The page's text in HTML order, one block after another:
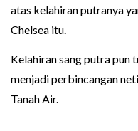
atas kelahiran putranya
Chelsea itu.
Kelahiran sang putra pun
menjadi perbincangan
Tanah Air.